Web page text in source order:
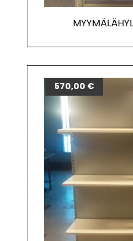
570,00 €